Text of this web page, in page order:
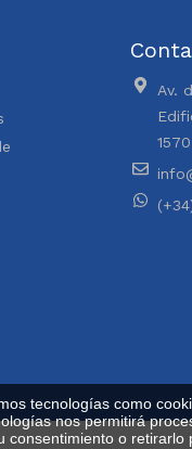
Av.
tecnologías como
nos permitirá
consentimiento o